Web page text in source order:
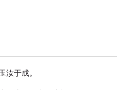
于成。